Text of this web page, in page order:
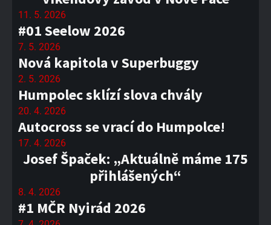
11. 5. 2026
#01 Seelow 2026
7. 5. 2026
Nová kapitola v Superbuggy
2. 5. 2026
Humpolec sklízí slova chvály
20. 4. 2026
Autocross se vrací do Humpolce!
17. 4. 2026
Josef Špaček: „Aktuálně máme 175
přihlášených“
8. 4. 2026
#1 MČR Nyirád 2026